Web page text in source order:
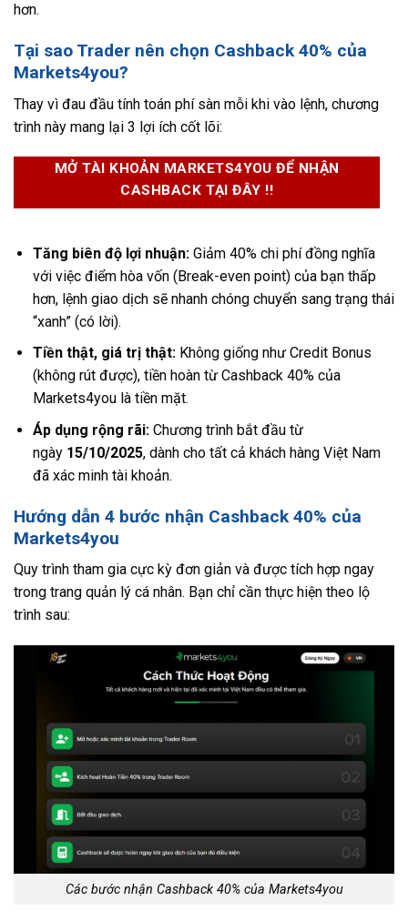
hơn.
Tại sao Trader nên chọn Cashback 40% của
Markets4you?
Thay vì đau đầu tính toán phí sàn mỗi khi vào lệnh, chương
trình này mang lại 3 lợi ích cốt lõi:
MỞ TÀI KHOẢN MARKETS4YOU ĐỂ NHẬN
CASHBACK TẠI ĐÂY !!
Tăng biên độ lợi nhuận:Giảm 40% chi phí đồng nghĩa
với việc điểm hòa vốn (Break-even point) của bạn thấp
hơn, lệnh giao dịch sẽ nhanh chóng chuyển sang trạng thái
“xanh” (có lời).
Tiền thật, giá trị thật:Không giống như Credit Bonus
(không rút được), tiền hoàn từ Cashback 40% của
Markets4youlà tiền mặt.
Áp dụng rộng rãi:Chương trình bắt đầu từ
ngày 15/10/2025, dành cho tất cả khách hàng Việt Nam
đã xác minh tài khoản.
Hướng dẫn 4 bước nhận Cashback 40% của
Markets4you
Quy trình tham gia cực kỳ đơn giản và được tích hợp ngay
trong trang quản lý cá nhân. Bạn chỉ cần thực hiện theo lộ
trình sau:
Các bước nhận Cashback 40% của Markets4you